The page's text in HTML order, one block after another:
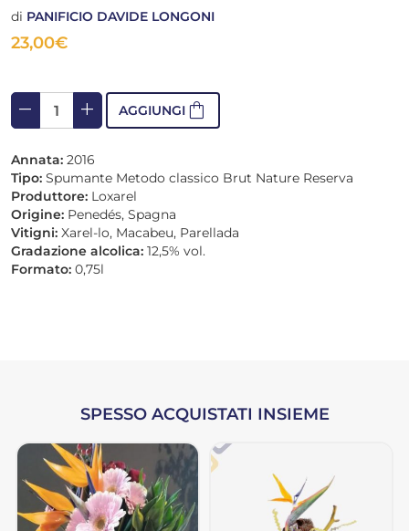
di PANIFICIO DAVIDE LONGONI
23,00€
remove add AGGIUNGI shopping_bag
Annata: 2016
Tipo: Spumante Metodo classico Brut Nature Reserva
Produttore: Loxarel
Origine: Penedés, Spagna
Vitigni: Xarel-lo, Macabeu, Parellada
Gradazione alcolica: 12,5% vol.
Formato: 0,75l
SPESSO ACQUISTATI INSIEME